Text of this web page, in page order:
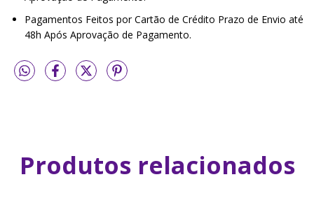
Pagamentos Feitos por Cartão de Crédito Prazo de Envio até
48h Após Aprovação de Pagamento.
Produtos relacionados